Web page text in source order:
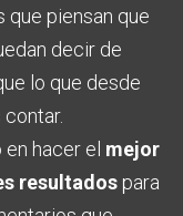
que piensan que
decir de
lo que desde
hacer el mejor
resultados para